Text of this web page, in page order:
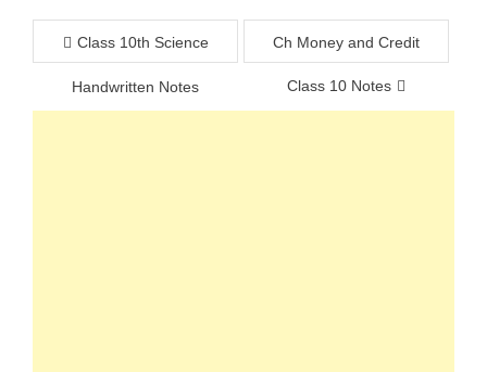
Post
navigation
Class 10th Science
Handwritten Notes
Ch Money and Credit
Class 10 Notes